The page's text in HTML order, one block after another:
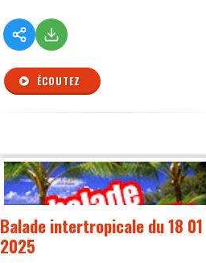
ÉCOUTEZ
Balade intertropicale du 18 01
2025